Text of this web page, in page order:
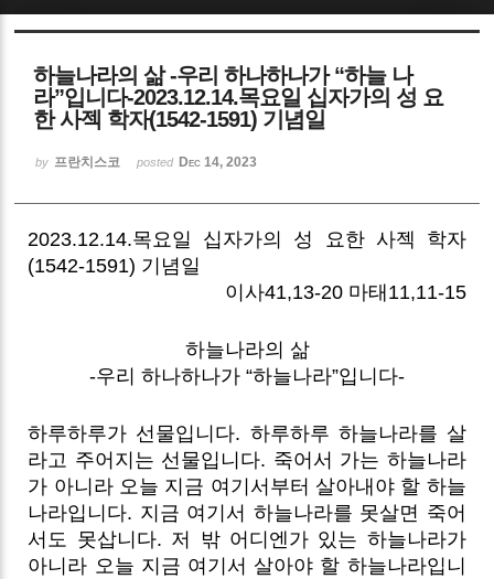
하늘나라의 삶 -우리 하나하나가 “하늘 나
라”입니다-2023.12.14.목요일 십자가의 성 요
한 사젝 학자(1542-1591) 기념일
by 프란치스코 posted Dec 14, 2023
2023.12.14.목요일 십자가의 성 요한 사젝 학자
(1542-1591) 기념일
이사41,13-20 마태11,11-15
하늘나라의 삶
-우리 하나하나가 “하늘나라”입니다-
하루하루가 선물입니다. 하루하루 하늘나라를 살
라고 주어지는 선물입니다. 죽어서 가는 하늘나라
가 아니라 오늘 지금 여기서부터 살아내야 할 하늘
나라입니다. 지금 여기서 하늘나라를 못살면 죽어
서도 못삽니다. 저 밖 어디엔가 있는 하늘나라가
아니라 오늘 지금 여기서 살아야 할 하늘나라입니
Sketchbook5, 스케치북5
Sketchbook5, 스케치북5